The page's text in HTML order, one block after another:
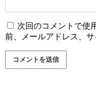
次回のコメントで使
前、メールアドレス、サ